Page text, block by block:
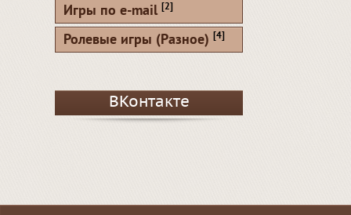
Игры по e-mail [2]
Ролевые игры (Разное) [4]
ВКонтакте